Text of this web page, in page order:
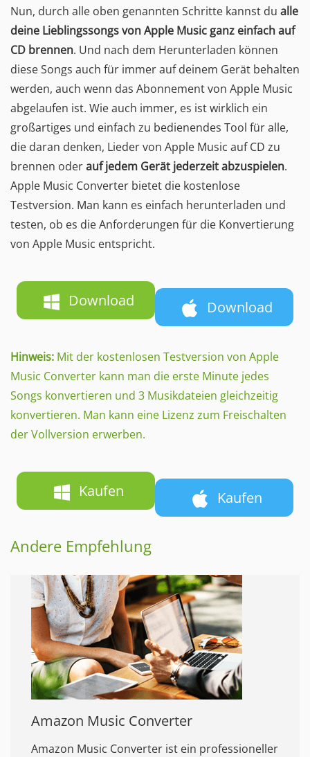
Nun, durch alle oben genannten Schritte kannst du alle
deine Lieblingssongs von Apple Music ganz einfach auf
CD brennen. Und nach dem Herunterladen können
diese Songs auch für immer auf deinem Gerät behalten
werden, auch wenn das Abonnement von Apple Music
abgelaufen ist. Wie auch immer, es ist wirklich ein
großartiges und einfach zu bedienendes Tool für alle,
die daran denken, Lieder von Apple Music auf CD zu
brennen oderauf jedem Gerät jederzeit abzuspielen.
Apple Music Converter bietet die kostenlose
Testversion. Man kann es einfach herunterladen und
testen, ob es die Anforderungen für die Konvertierung
von Apple Music entspricht.
Download Download
Hinweis: Mit der kostenlosen Testversion von Apple
Music Converter kann man die erste Minute jedes
Songs konvertieren und 3 Musikdateien gleichzeitig
konvertieren. Man kann eine Lizenz zum Freischalten
der Vollversion erwerben.
Kaufen Kaufen
Andere Empfehlung
Amazon Music Converter
Amazon Music Converter ist ein professioneller